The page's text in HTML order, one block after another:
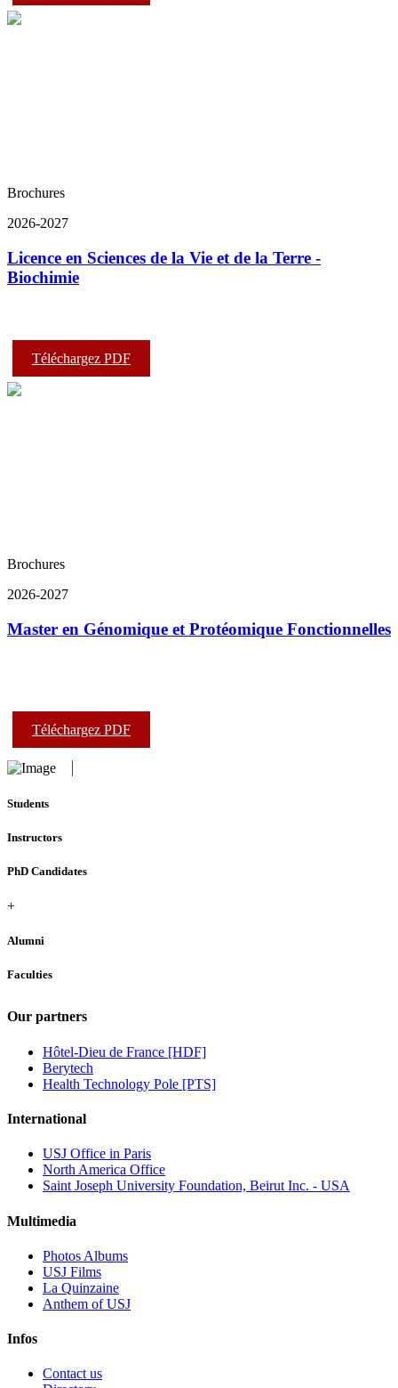
Brochures
2026-2027
Licence en Sciences de la Vie et de la Terre -
Biochimie
Téléchargez PDF
Brochures
2026-2027
Master en Génomique et Protéomique Fonctionnelles
Téléchargez PDF
Students
Instructors
PhD Candidates
+
Alumni
Faculties
Our partners
Hôtel-Dieu de France [HDF]
Berytech
Health Technology Pole [PTS]
International
USJ Office in Paris
North America Office
Saint Joseph University Foundation, Beirut Inc. - USA
Multimedia
Photos Albums
USJ Films
La Quinzaine
Anthem of USJ
Infos
Contact us